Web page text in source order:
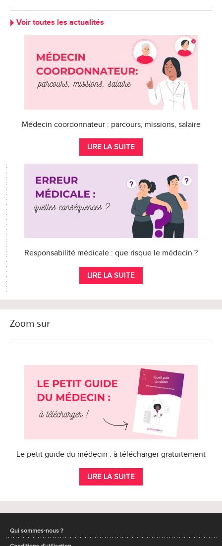
Voir toutes les actualités
Médecin coordonnateur : parcours, missions, salaire
LIRE LA SUITE
Responsabilité médicale : que risque le médecin ?
LIRE LA SUITE
Zoom sur
Le petit guide du médecin : à télécharger gratuitement
LIRE LA SUITE
Qui sommes-nous ?